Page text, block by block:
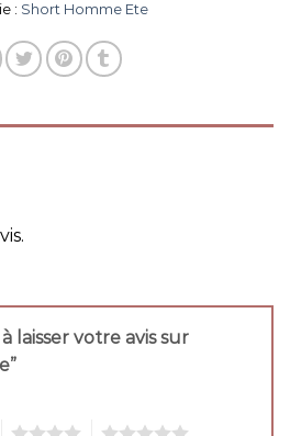
: Short Homme Ete
laisser votre avis sur